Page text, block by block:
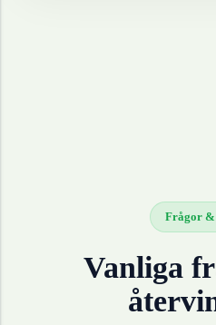
Frågor &
Vanliga